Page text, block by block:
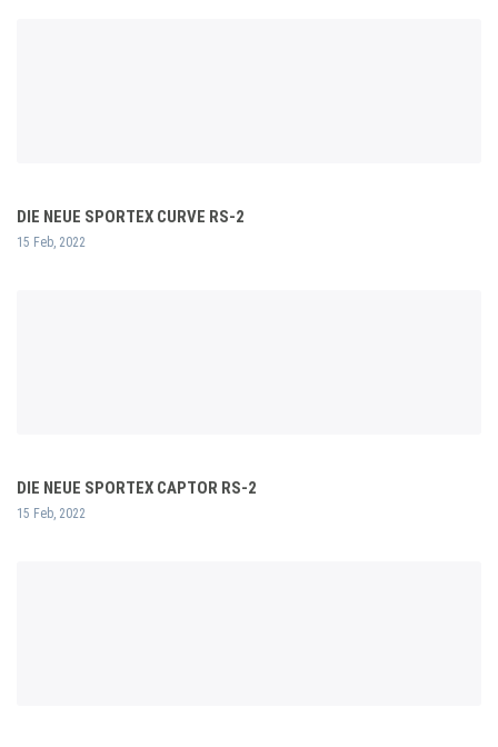
DIE NEUE SPORTEX CURVE RS-2
15 Feb, 2022
DIE NEUE SPORTEX CAPTOR RS-2
15 Feb, 2022